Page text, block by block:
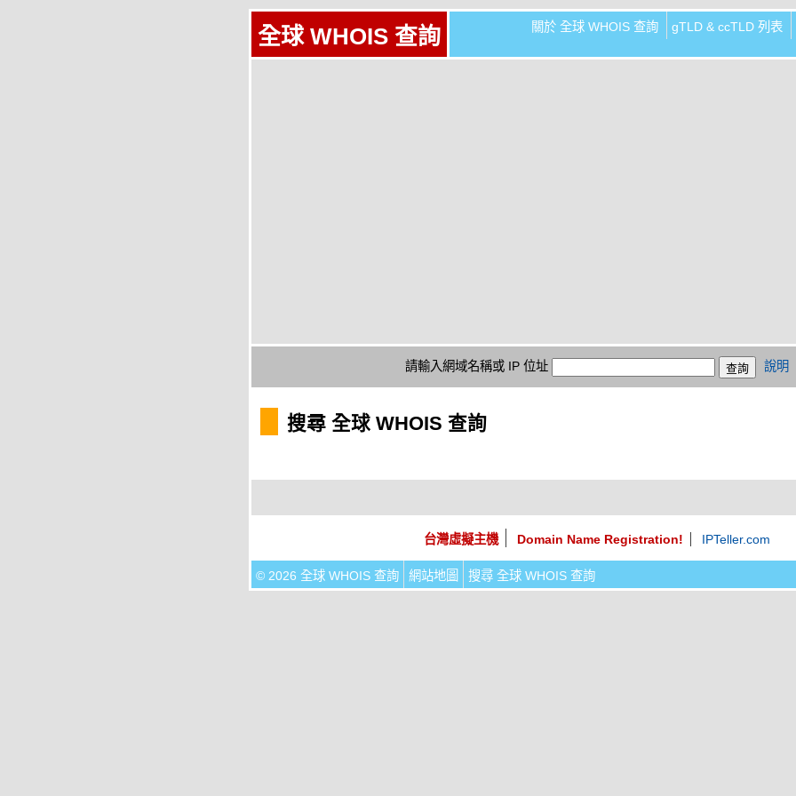
全球 WHOIS 查詢 關於 全球 WHOIS 查詢 gTLD & ccTLD 列表
請輸入網域名稱或 IP 位址 說明
搜尋 全球 WHOIS 查詢
台灣虛擬主機 Domain Name Registration! IPTeller.com
© 2026 全球 WHOIS 查詢 網站地圖 搜尋 全球 WHOIS 查詢